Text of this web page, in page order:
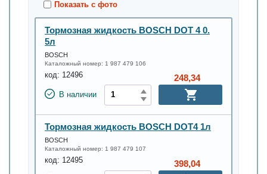
Показать с фото
Тормозная жидкость BOSCH DOT 4 0.
5л
BOSCH
Каталожный номер: 1 987 479 106
код: 12496
В наличии
248,34
Тормозная жидкость BOSCH DOT4 1л
BOSCH
Каталожный номер: 1 987 479 107
код: 12495 398,04